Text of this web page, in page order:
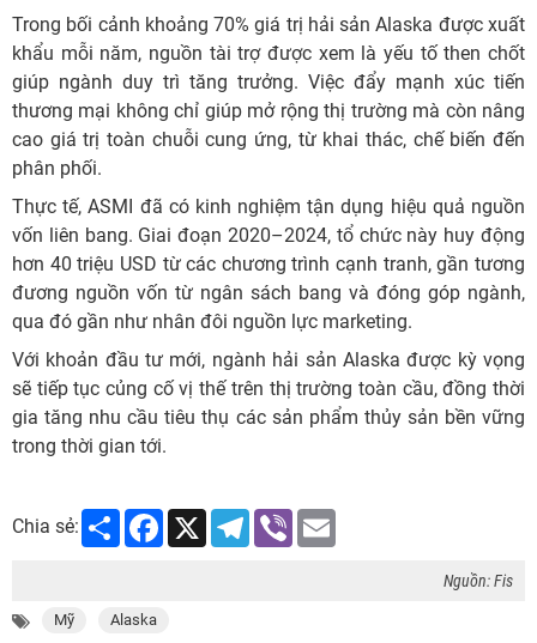
Trong bối cảnh khoảng 70% giá trị hải sản Alaska được xuất
khẩu mỗi năm, nguồn tài trợ được xem là yếu tố then chốt
giúp ngành duy trì tăng trưởng. Việc đẩy mạnh xúc tiến
thương mại không chỉ giúp mở rộng thị trường mà còn nâng
cao giá trị toàn chuỗi cung ứng, từ khai thác, chế biến đến
phân phối.
Thực tế, ASMI đã có kinh nghiệm tận dụng hiệu quả nguồn
vốn liên bang. Giai đoạn 2020–2024, tổ chức này huy động
hơn 40 triệu USD từ các chương trình cạnh tranh, gần tương
đương nguồn vốn từ ngân sách bang và đóng góp ngành,
qua đó gần như nhân đôi nguồn lực marketing.
Với khoản đầu tư mới, ngành hải sản Alaska được kỳ vọng
sẽ tiếp tục củng cố vị thế trên thị trường toàn cầu, đồng thời
gia tăng nhu cầu tiêu thụ các sản phẩm thủy sản bền vững
trong thời gian tới.
Chia sẻ: Share Facebook
X Telegram
Viber
Nguồn: Fis
Mỹ Alaska